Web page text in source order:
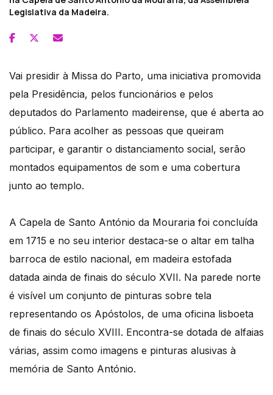
Legislativa da Madeira.
Vai presidir à Missa do Parto, uma iniciativa promovida
pela Presidência, pelos funcionários e pelos
deputados do Parlamento madeirense, que é aberta ao
público. Para acolher as pessoas que queiram
participar, e garantir o distanciamento social, serão
montados equipamentos de som e uma cobertura
junto ao templo.
A Capela de Santo António da Mouraria foi concluída
em 1715 e no seu interior destaca-se o altar em talha
barroca de estilo nacional, em madeira estofada
datada ainda de finais do século XVII. Na parede norte
é visível um conjunto de pinturas sobre tela
representando os Apóstolos, de uma oficina lisboeta
de finais do século XVIII. Encontra-se dotada de alfaias
várias, assim como imagens e pinturas alusivas à
memória de Santo António.